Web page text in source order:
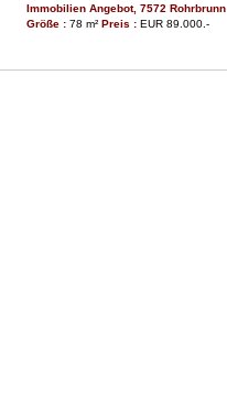
Immobilien Angebot, 7572 Rohrbrunn
Größe : 78 m² Preis : EUR 89.000.-